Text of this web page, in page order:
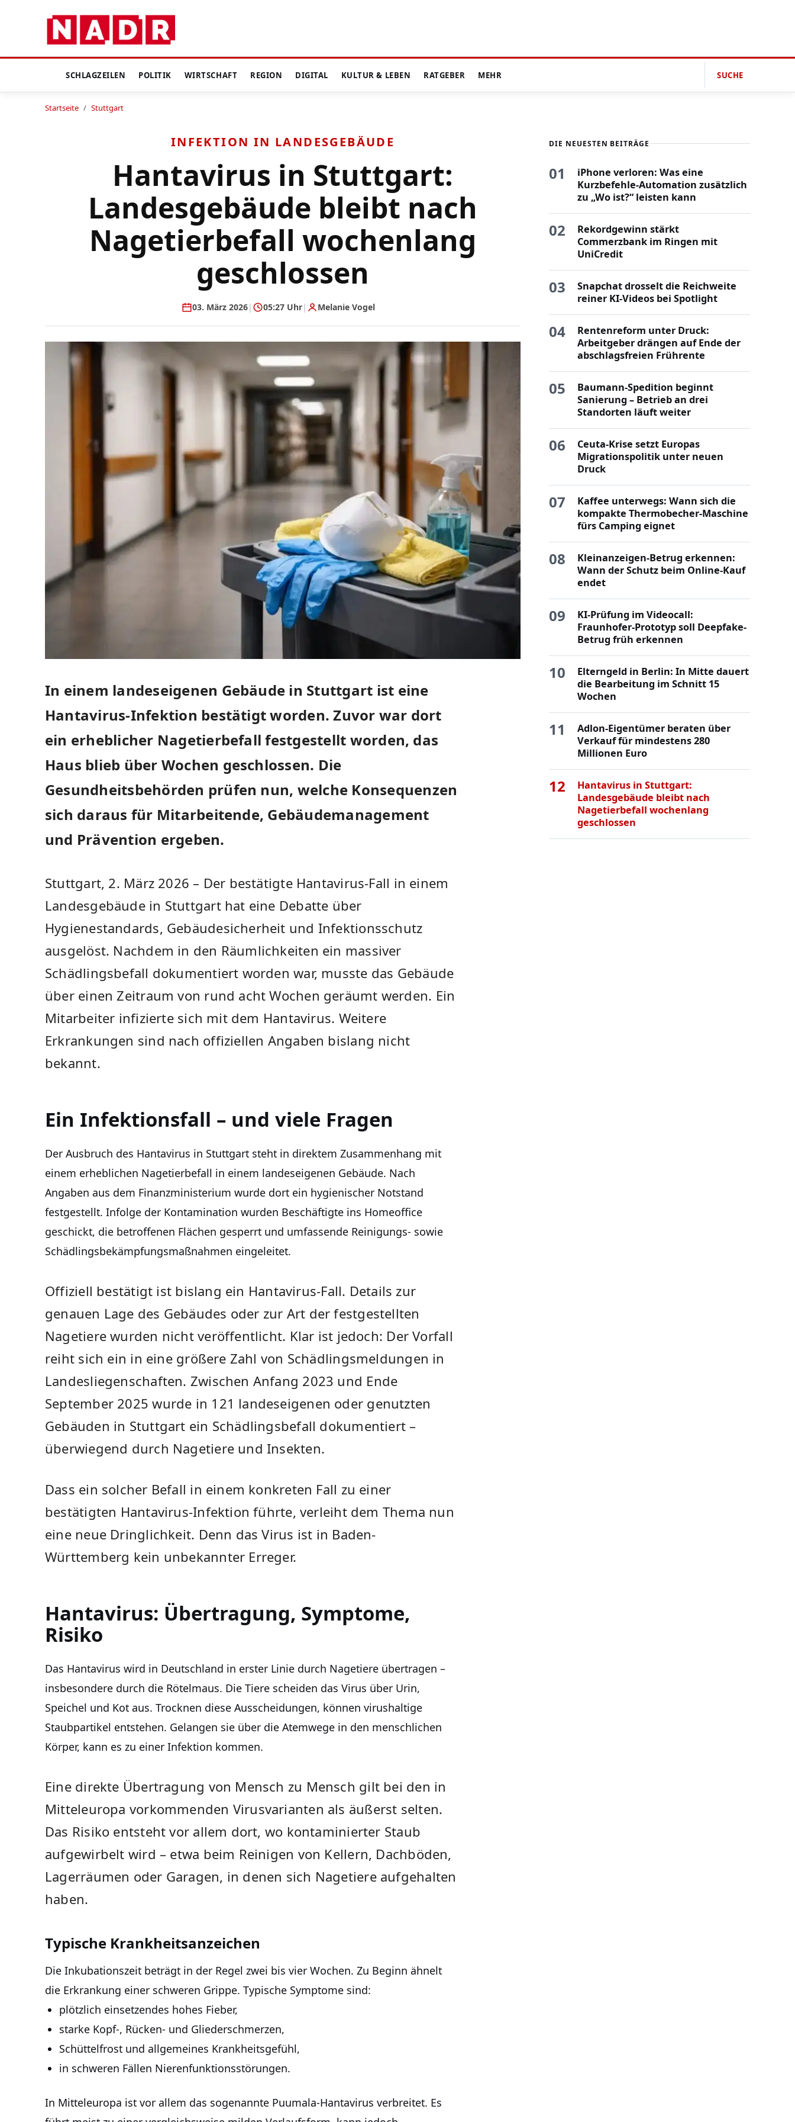
SCHLAGZEILEN POLITIK WIRTSCHAFT REGION DIGITAL KULTUR & LEBEN RATGEBER MEHR SUCHE
Startseite / Stuttgart
INFEKTION IN LANDESGEBÄUDE
Hantavirus in Stuttgart:
Landesgebäude bleibt nach
Nagetierbefall wochenlang
geschlossen
03. März 2026| 05:27 Uhr| Melanie Vogel
In einem landeseigenen Gebäude in Stuttgart ist eine
Hantavirus-Infektion bestätigt worden. Zuvor war dort
ein erheblicher Nagetierbefall festgestellt worden, das
Haus blieb über Wochen geschlossen. Die
Gesundheitsbehörden prüfen nun, welche Konsequenzen
sich daraus für Mitarbeitende, Gebäudemanagement
und Prävention ergeben.
Stuttgart, 2. März 2026 – Der bestätigte Hantavirus-Fall in einem
Landesgebäude in Stuttgart hat eine Debatte über
Hygienestandards, Gebäudesicherheit und Infektionsschutz
ausgelöst. Nachdem in den Räumlichkeiten ein massiver
Schädlingsbefall dokumentiert worden war, musste das Gebäude
über einen Zeitraum von rund acht Wochen geräumt werden. Ein
Mitarbeiter infizierte sich mit dem Hantavirus. Weitere
Erkrankungen sind nach offiziellen Angaben bislang nicht
bekannt.
Ein Infektionsfall – und viele Fragen
Der Ausbruch des Hantavirus in Stuttgart steht in direktem Zusammenhang mit
einem erheblichen Nagetierbefall in einem landeseigenen Gebäude. Nach
Angaben aus dem Finanzministerium wurde dort ein hygienischer Notstand
festgestellt. Infolge der Kontamination wurden Beschäftigte ins Homeoffice
geschickt, die betroffenen Flächen gesperrt und umfassende Reinigungs- sowie
Schädlingsbekämpfungsmaßnahmen eingeleitet.
Offiziell bestätigt ist bislang ein Hantavirus-Fall. Details zur
genauen Lage des Gebäudes oder zur Art der festgestellten
Nagetiere wurden nicht veröffentlicht. Klar ist jedoch: Der Vorfall
reiht sich ein in eine größere Zahl von Schädlingsmeldungen in
Landesliegenschaften. Zwischen Anfang 2023 und Ende
September 2025 wurde in 121 landeseigenen oder genutzten
Gebäuden in Stuttgart ein Schädlingsbefall dokumentiert –
überwiegend durch Nagetiere und Insekten.
Dass ein solcher Befall in einem konkreten Fall zu einer
bestätigten Hantavirus-Infektion führte, verleiht dem Thema nun
eine neue Dringlichkeit. Denn das Virus ist in Baden-
Württemberg kein unbekannter Erreger.
Hantavirus: Übertragung, Symptome,
Risiko
Das Hantavirus wird in Deutschland in erster Linie durch Nagetiere übertragen –
insbesondere durch die Rötelmaus. Die Tiere scheiden das Virus über Urin,
Speichel und Kot aus. Trocknen diese Ausscheidungen, können virushaltige
Staubpartikel entstehen. Gelangen sie über die Atemwege in den menschlichen
Körper, kann es zu einer Infektion kommen.
Eine direkte Übertragung von Mensch zu Mensch gilt bei den in
Mitteleuropa vorkommenden Virusvarianten als äußerst selten.
Das Risiko entsteht vor allem dort, wo kontaminierter Staub
aufgewirbelt wird – etwa beim Reinigen von Kellern, Dachböden,
Lagerräumen oder Garagen, in denen sich Nagetiere aufgehalten
haben.
Typische Krankheitsanzeichen
Die Inkubationszeit beträgt in der Regel zwei bis vier Wochen. Zu Beginn ähnelt
die Erkrankung einer schweren Grippe. Typische Symptome sind:
plötzlich einsetzendes hohes Fieber,
starke Kopf-, Rücken- und Gliederschmerzen,
Schüttelfrost und allgemeines Krankheitsgefühl,
in schweren Fällen Nierenfunktionsstörungen.
In Mitteleuropa ist vor allem das sogenannte Puumala-Hantavirus verbreitet. Es
DIE NEUESTEN BEITRÄGE
01
iPhone verloren: Was eine
Kurzbefehle-Automation zusätzlich
zu „Wo ist?“ leisten kann
02
Rekordgewinn stärkt
Commerzbank im Ringen mit
UniCredit
03
Snapchat drosselt die Reichweite
reiner KI-Videos bei Spotlight
04
Rentenreform unter Druck:
Arbeitgeber drängen auf Ende der
abschlagsfreien Frührente
05
Baumann-Spedition beginnt
Sanierung – Betrieb an drei
Standorten läuft weiter
06
Ceuta-Krise setzt Europas
Migrationspolitik unter neuen
Druck
07
Kaffee unterwegs: Wann sich die
kompakte Thermobecher-Maschine
fürs Camping eignet
08
Kleinanzeigen-Betrug erkennen:
Wann der Schutz beim Online-Kauf
endet
09
KI-Prüfung im Videocall:
Fraunhofer-Prototyp soll Deepfake-
Betrug früh erkennen
10
Elterngeld in Berlin: In Mitte dauert
die Bearbeitung im Schnitt 15
Wochen
11
Adlon-Eigentümer beraten über
Verkauf für mindestens 280
Millionen Euro
12
Hantavirus in Stuttgart:
Landesgebäude bleibt nach
Nagetierbefall wochenlang
geschlossen